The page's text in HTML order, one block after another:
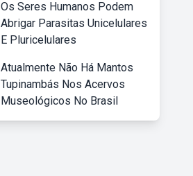
Os Seres Humanos Podem
Abrigar Parasitas Unicelulares
E Pluricelulares
Atualmente Não Há Mantos
Tupinambás Nos Acervos
Museológicos No Brasil